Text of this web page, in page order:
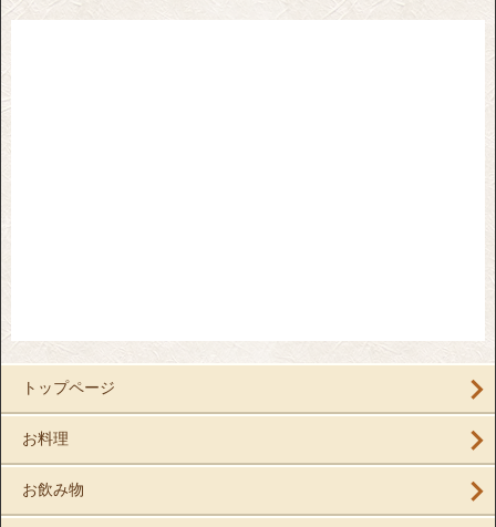
トップページ
お料理
お飲み物